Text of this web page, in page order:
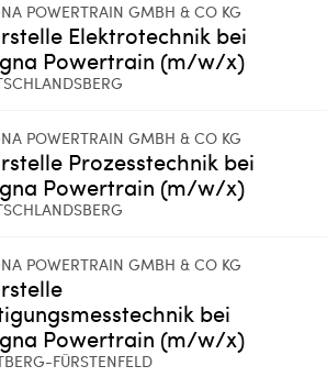
POWERTRAIN GMBH & CO KG
Elektrotechnik bei
Powertrain (m/w/x)
POWERTRAIN GMBH & CO KG
Prozesstechnik bei
Powertrain (m/w/x)
POWERTRAIN GMBH & CO KG
bei
Powertrain (m/w/x)
FÜRSTENFELD